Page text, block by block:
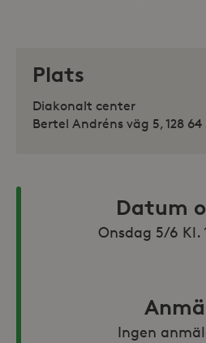
Plats
Diakonalt center
Bertel Andréns väg 5, 128
Datum
Onsdag 5/6 Kl.
Ingen